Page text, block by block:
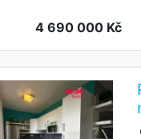
4 690 000 Kč